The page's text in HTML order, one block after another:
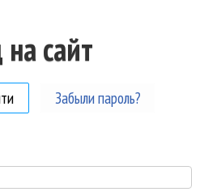
сайт
(активная вкладка)
Забыли пароль?